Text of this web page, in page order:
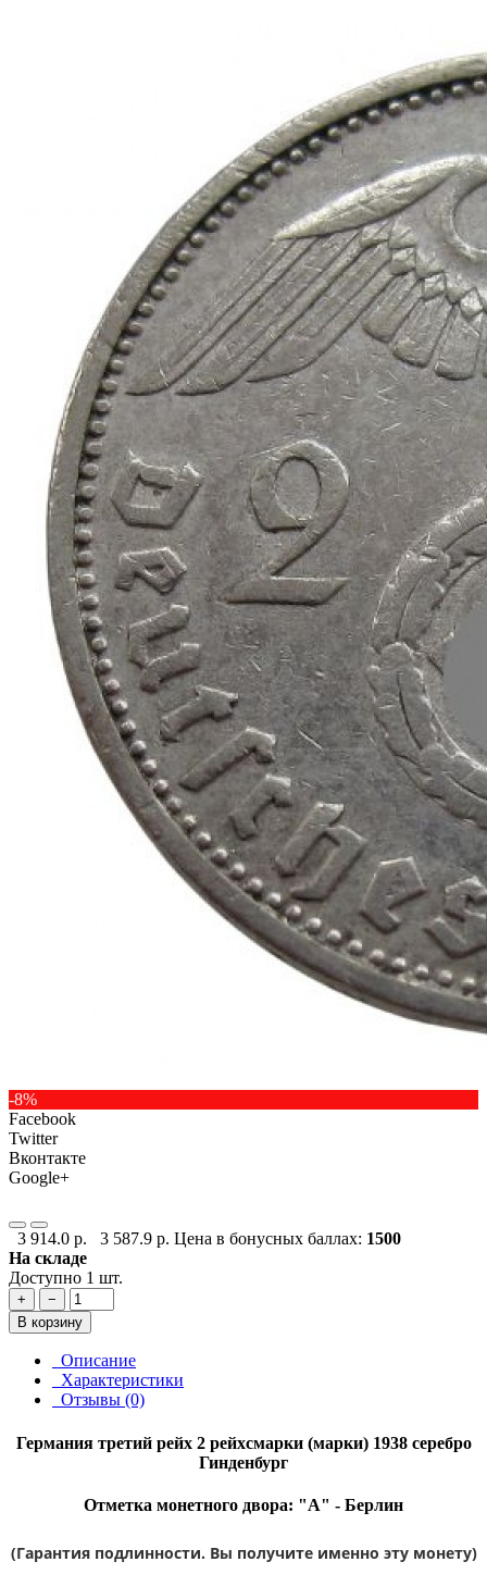
-8%
Facebook
Twitter
Вконтакте
Google+
3 914.0 р. 3 587.9 р. Цена в бонусных баллах: 1500
На складе
Доступно 1 шт.
+
−
В корзину
Описание
Характеристики
Отзывы (0)
Германия третий рейх 2 рейхсмарки (марки) 1938 серебро
Гинденбург
Отметка монетного двора: "A" - Берлин
(Гарантия подлинности. Вы получите именно эту монету)